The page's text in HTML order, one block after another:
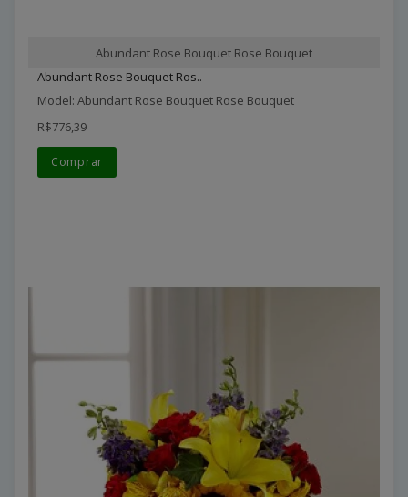
Abundant Rose Bouquet Rose Bouquet
Abundant Rose Bouquet Ros..
Model: Abundant Rose Bouquet Rose Bouquet
R$776,39
Comprar